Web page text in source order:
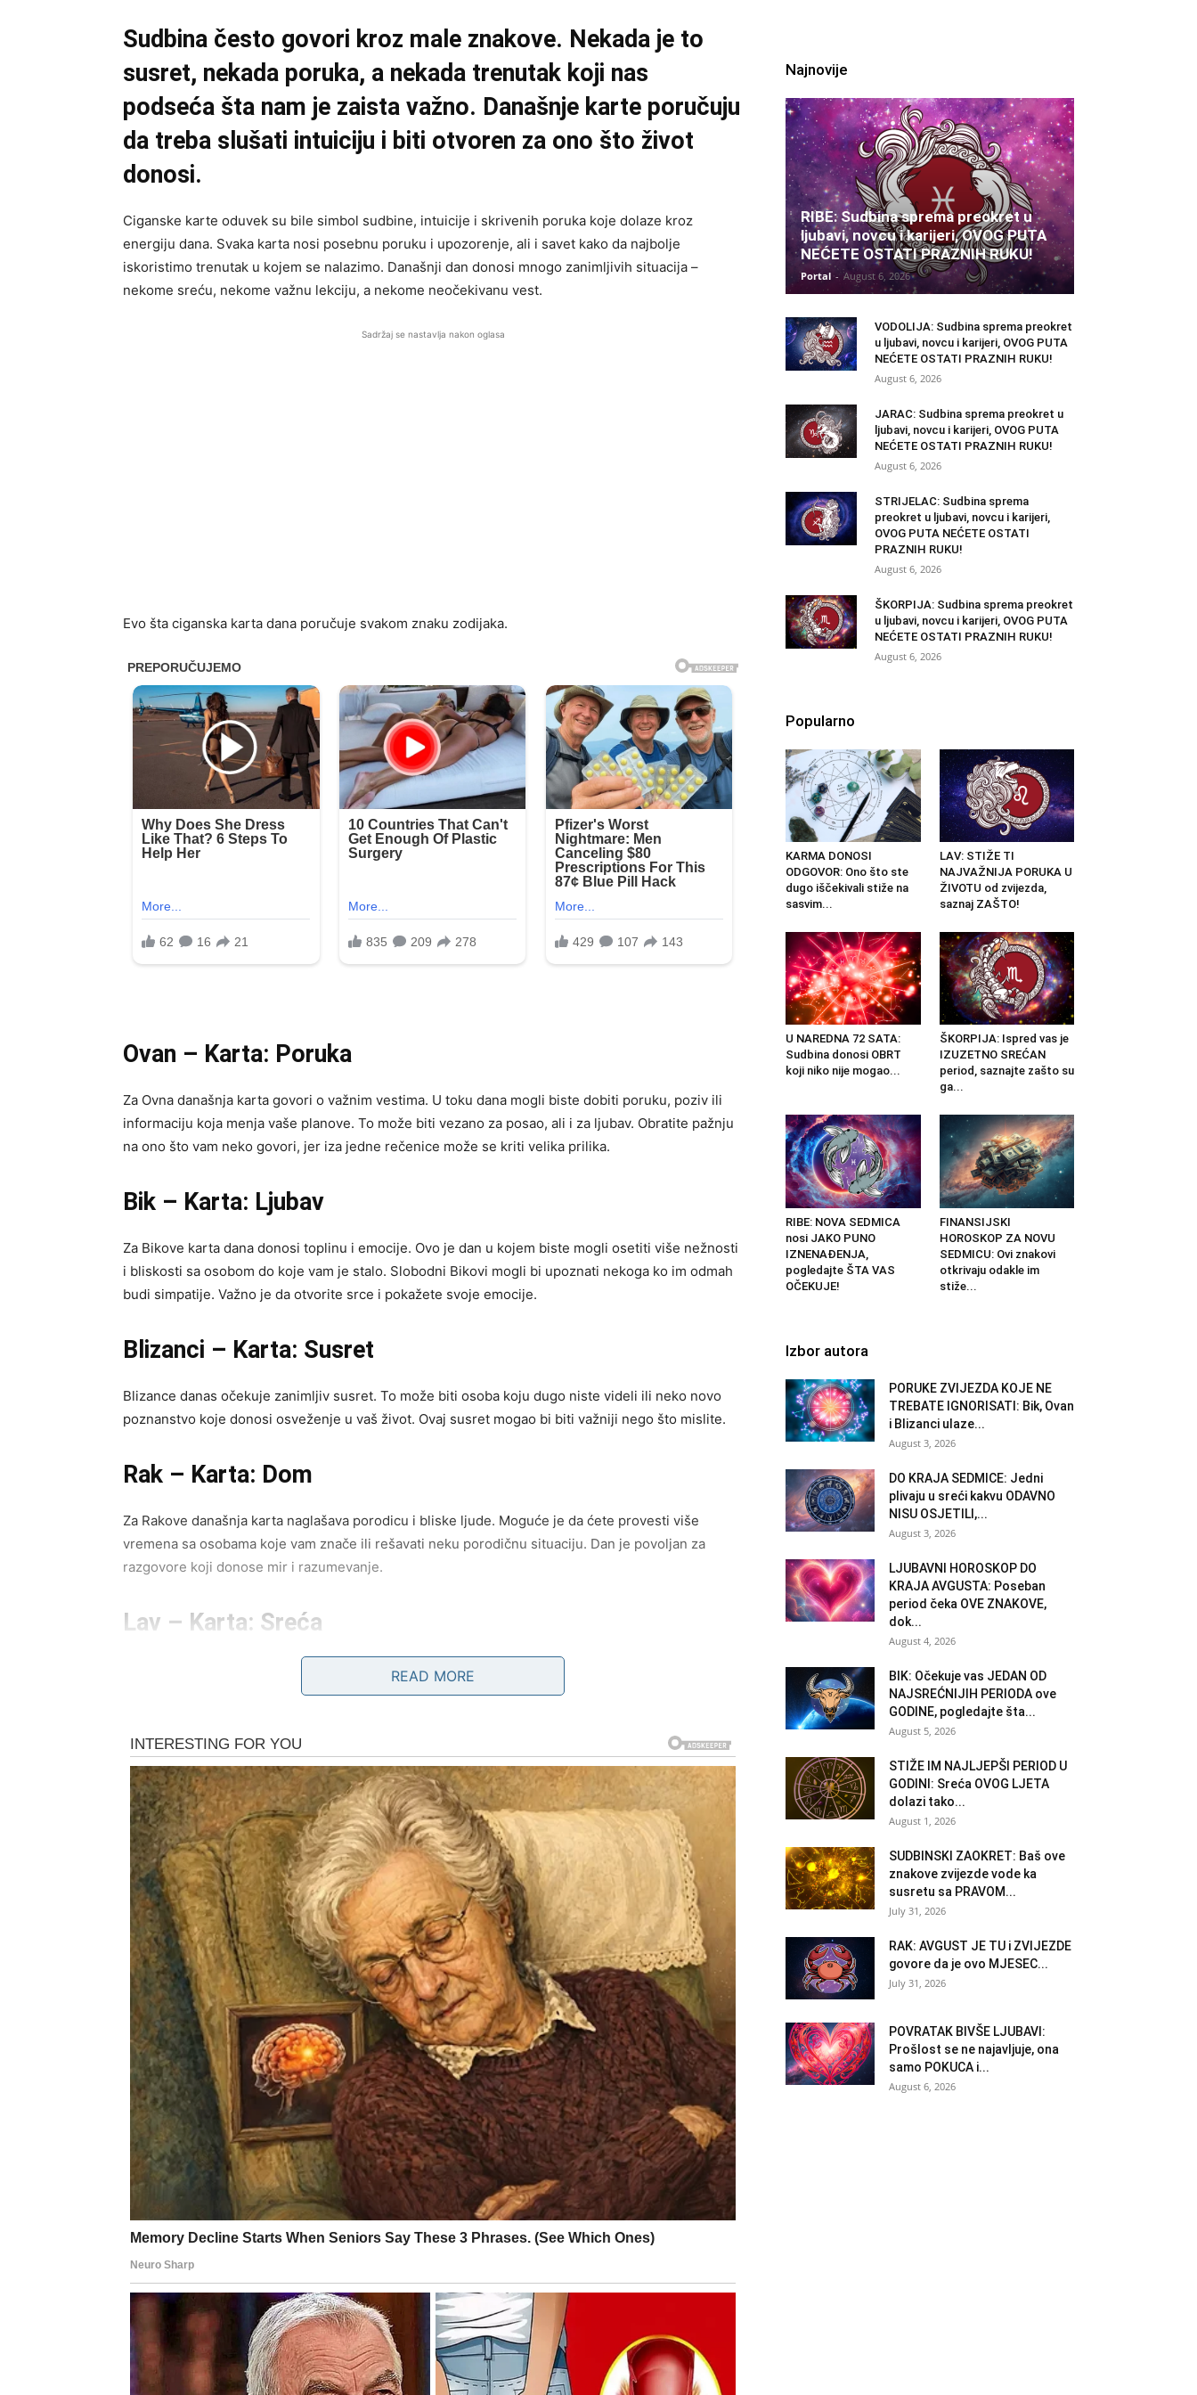
Sudbina često govori kroz male znakove. Nekada je to
susret, nekada poruka, a nekada trenutak koji nas
podseća šta nam je zaista važno. Današnje karte poručuju
da treba slušati intuiciju i biti otvoren za ono što život
donosi.
Ciganske karte oduvek su bile simbol sudbine, intuicije i skrivenih poruka koje dolaze kroz
energiju dana. Svaka karta nosi posebnu poruku i upozorenje, ali i savet kako da najbolje
iskoristimo trenutak u kojem se nalazimo. Današnji dan donosi mnogo zanimljivih situacija –
nekome sreću, nekome važnu lekciju, a nekome neočekivanu vest.
Sadržaj se nastavlja nakon oglasa
Evo šta ciganska karta dana poručuje svakom znaku zodijaka.
Ovan – Karta: Poruka
Za Ovna današnja karta govori o važnim vestima. U toku dana mogli biste dobiti poruku, poziv ili
informaciju koja menja vaše planove. To može biti vezano za posao, ali i za ljubav. Obratite pažnju
na ono što vam neko govori, jer iza jedne rečenice može se kriti velika prilika.
Bik – Karta: Ljubav
Za Bikove karta dana donosi toplinu i emocije. Ovo je dan u kojem biste mogli osetiti više nežnosti
i bliskosti sa osobom do koje vam je stalo. Slobodni Bikovi mogli bi upoznati nekoga ko im odmah
budi simpatije. Važno je da otvorite srce i pokažete svoje emocije.
Blizanci – Karta: Susret
Blizance danas očekuje zanimljiv susret. To može biti osoba koju dugo niste videli ili neko novo
poznanstvo koje donosi osveženje u vaš život. Ovaj susret mogao bi biti važniji nego što mislite.
Rak – Karta: Dom
Za Rakove današnja karta naglašava porodicu i bliske ljude. Moguće je da ćete provesti više
vremena sa osobama koje vam znače ili rešavati neku porodičnu situaciju. Dan je povoljan za
razgovore koji donose mir i razumevanje.
Lav – Karta: Sreća
Lavovima karta dana donosi sreću i dobre okolnosti. Ovo može biti dan u kojem će vam nešto poći
za rukom lakše nego što ste očekivali. Moguće je iznenađenje koje vam donosi radost.
Devica – Karta: Misao
Device danas mogu mnogo razmišljati o jednoj važnoj situaciji. Ova karta govori da je vreme da
poslušate intuiciju i donesete odluku koju već neko vreme odlažete. Vaš unutrašnji osećaj danas
vas vodi u pravom pravcu.
Vaga – Karta: Poklon
Za Vage karta dana donosi prijatno iznenađenje. To može biti simboličan poklon, lepa vest ili gest
pažnje od osobe do koje vam je stalo. Ovaj dan može vam pokazati koliko ste nekome važni.
Škorpija – Karta: Tajna
Škorpije bi danas mogle saznati nešto što je do sada bilo skriveno. Ova karta govori o istini koja
izlazi na videlo. Iako vas to može iznenaditi, dugoročno će vam pomoći da bolje razumete situaciju.
Strelac – Karta: Put
Strelčeve danas prati karta puta. Moguće je kraće putovanje, promena planova ili susret sa
osobom iz drugog mesta. Ova karta često donosi promenu energije i nova iskustva.
Jarac – Karta: Novac
Jarčevima karta dana donosi fokus na finansije. Moguće je da ćete dobiti priliku da rešite neki
novčani problem ili da čujete vest vezanu za posao i zaradu. Budite pažljivi sa odlukama, ali i
otvoreni za nove prilike.
READ MORE
Najnovije
RIBE: Sudbina sprema preokret u
ljubavi, novcu i karijeri, OVOG PUTA
NEĆETE OSTATI PRAZNIH RUKU!
Portal - August 6, 2026
VODOLIJA: Sudbina sprema preokret
u ljubavi, novcu i karijeri, OVOG PUTA
NEĆETE OSTATI PRAZNIH RUKU!
August 6, 2026
JARAC: Sudbina sprema preokret u
ljubavi, novcu i karijeri, OVOG PUTA
NEĆETE OSTATI PRAZNIH RUKU!
August 6, 2026
STRIJELAC: Sudbina sprema
preokret u ljubavi, novcu i karijeri,
OVOG PUTA NEĆETE OSTATI
PRAZNIH RUKU!
August 6, 2026
ŠKORPIJA: Sudbina sprema preokret
u ljubavi, novcu i karijeri, OVOG PUTA
NEĆETE OSTATI PRAZNIH RUKU!
August 6, 2026
Popularno
KARMA DONOSI
ODGOVOR: Ono što ste
dugo iščekivali stiže na
sasvim...
LAV: STIŽE TI
NAJVAŽNIJA PORUKA U
ŽIVOTU od zvijezda,
saznaj ZAŠTO!
U NAREDNA 72 SATA:
Sudbina donosi OBRT
koji niko nije mogao...
ŠKORPIJA: Ispred vas je
IZUZETNO SREĆAN
period, saznajte zašto su
ga...
RIBE: NOVA SEDMICA
nosi JAKO PUNO
IZNENAĐENJA,
pogledajte ŠTA VAS
OČEKUJE!
FINANSIJSKI
HOROSKOP ZA NOVU
SEDMICU: Ovi znakovi
otkrivaju odakle im
stiže...
Izbor autora
PORUKE ZVIJEZDA KOJE NE
TREBATE IGNORISATI: Bik, Ovan
i Blizanci ulaze...
August 3, 2026
DO KRAJA SEDMICE: Jedni
plivaju u sreći kakvu ODAVNO
NISU OSJETILI,...
August 3, 2026
LJUBAVNI HOROSKOP DO
KRAJA AVGUSTA: Poseban
period čeka OVE ZNAKOVE,
dok...
August 4, 2026
BIK: Očekuje vas JEDAN OD
NAJSREĆNIJIH PERIODA ove
GODINE, pogledajte šta...
August 5, 2026
STIŽE IM NAJLJEPŠI PERIOD U
GODINI: Sreća OVOG LJETA
dolazi tako...
August 1, 2026
SUDBINSKI ZAOKRET: Baš ove
znakove zvijezde vode ka
susretu sa PRAVOM...
July 31, 2026
RAK: AVGUST JE TU i ZVIJEZDE
govore da je ovo MJESEC...
July 31, 2026
POVRATAK BIVŠE LJUBAVI:
Prošlost se ne najavljuje, ona
samo POKUCA i...
August 6, 2026